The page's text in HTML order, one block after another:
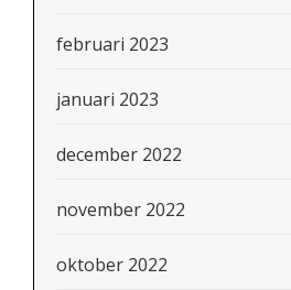
februari 2023
januari 2023
december 2022
november 2022
oktober 2022